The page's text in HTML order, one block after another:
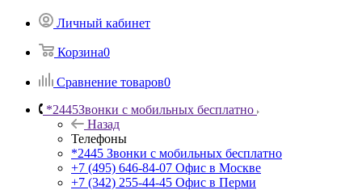
Личный кабинет
Корзина0
Сравнение товаров0
*2445Звонки с мобильных бесплатно
Назад
Телефоны
*2445 Звонки с мобильных бесплатно
+7 (495) 646-84-07 Офис в Москве
+7 (342) 255-44-45 Офис в Перми